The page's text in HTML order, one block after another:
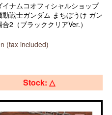
イナムコオフィシャルショップ
動戦士ガンダム まちぼうけ ガン
2（ブラッククリアVer.）
(tax included)
Stock: △